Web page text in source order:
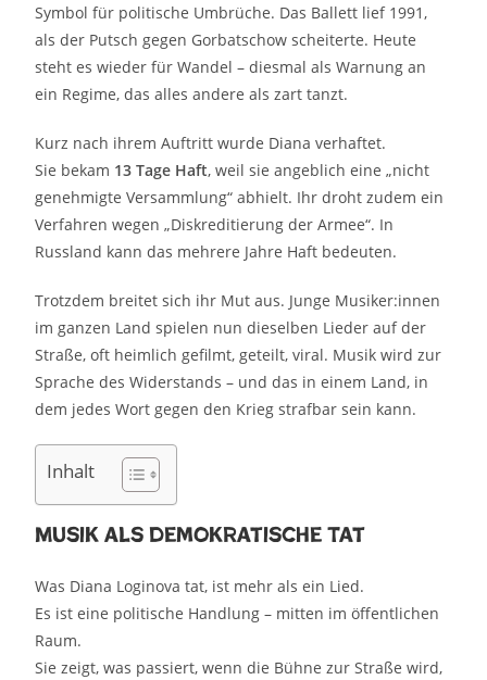
Symbol für politische Umbrüche. Das Ballett lief 1991,
als der Putsch gegen Gorbatschow scheiterte. Heute
steht es wieder für Wandel – diesmal als Warnung an
ein Regime, das alles andere als zart tanzt.
Kurz nach ihrem Auftritt wurde Diana verhaftet.
Sie bekam 13 Tage Haft, weil sie angeblich eine „nicht
genehmigte Versammlung“ abhielt. Ihr droht zudem ein
Verfahren wegen „Diskreditierung der Armee“. In
Russland kann das mehrere Jahre Haft bedeuten.
Trotzdem breitet sich ihr Mut aus. Junge Musiker:innen
im ganzen Land spielen nun dieselben Lieder auf der
Straße, oft heimlich gefilmt, geteilt, viral. Musik wird zur
Sprache des Widerstands – und das in einem Land, in
dem jedes Wort gegen den Krieg strafbar sein kann.
Inhalt
Musik als demokratische Tat
Was Diana Loginova tat, ist mehr als ein Lied.
Es ist eine politische Handlung – mitten im öffentlichen
Raum.
Sie zeigt, was passiert, wenn die Bühne zur Straße wird,